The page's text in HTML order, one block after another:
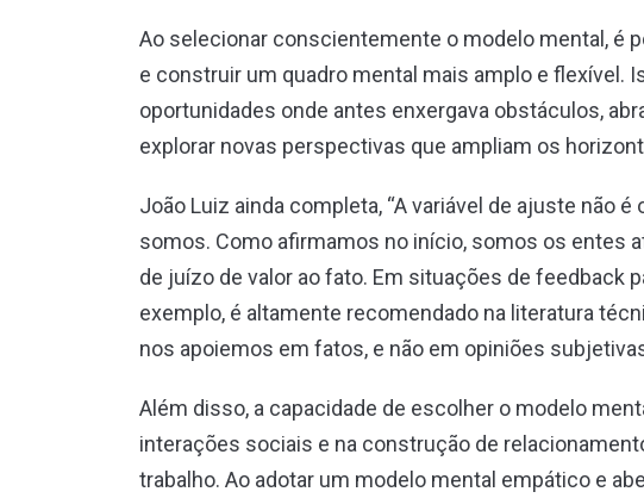
Ao selecionar conscientemente o modelo mental, é
e construir um quadro mental mais amplo e flexível.
oportunidades onde antes enxergava obstáculos,
explorar novas perspectivas que ampliam os
João Luiz ainda completa, “A variável de ajuste não
somos. Como afirmamos no início, somos os entes
de juízo de valor ao fato. Em situações de feedback
exemplo, é altamente recomendado na literatura
nos apoiemos em fatos, e não em opiniões
Além disso, a capacidade de escolher o modelo
interações sociais e na construção de
trabalho. Ao adotar um modelo mental empático e